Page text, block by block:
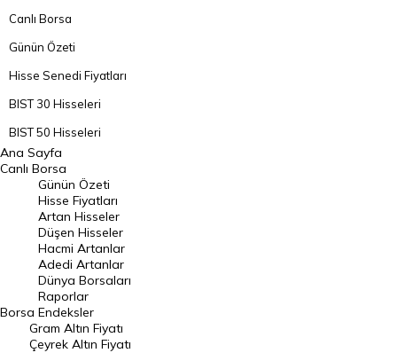
Canlı Borsa
Günün Özeti
Hisse Senedi Fiyatları
BIST 30 Hisseleri
BIST 50 Hisseleri
BIST 100 Hisseleri
En Çok Artan Hisseler
En Çok Düşen Hisseler
Hacmi Artanlar
Geçmiş Kapanışlar
Dünya Borsaları
Raporlar
Ana Sayfa
Canlı Borsa
Borsa
Günün Özeti
Hisse Fiyatları
Artan Hisseler
Düşen Hisseler
Hacmi Artanlar
Adedi Artanlar
Dünya Borsaları
Raporlar
Endeksler
Gram Altın Fiyatı
Çeyrek Altın Fiyatı